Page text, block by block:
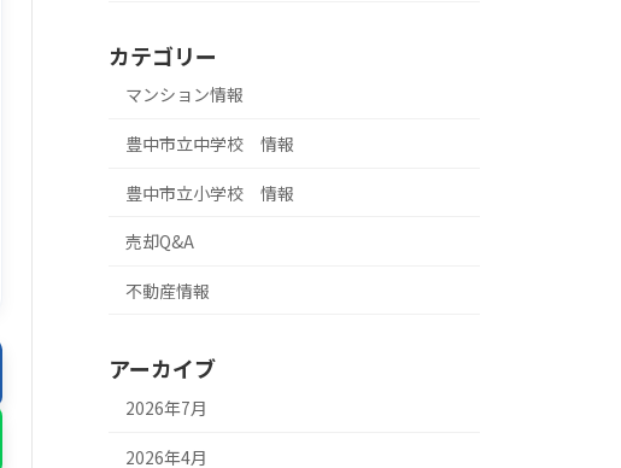
カテゴリー
マンション情報
豊中市立中学校 情報
豊中市立小学校 情報
売却Q&A
不動産情報
アーカイブ
2026年7月
2026年4月